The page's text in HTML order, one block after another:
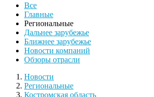
Все
Главные
Региональные
Дальнее зарубежье
Ближнее зарубежье
Новости компаний
Обзоры отрасли
Новости
Разделы
Новости
Региональные
Костромская область